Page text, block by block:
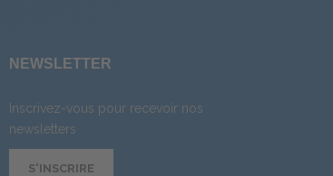
NEWSLETTER
Inscrivez-vous pour recevoir nos
newsletters
S'INSCRIRE